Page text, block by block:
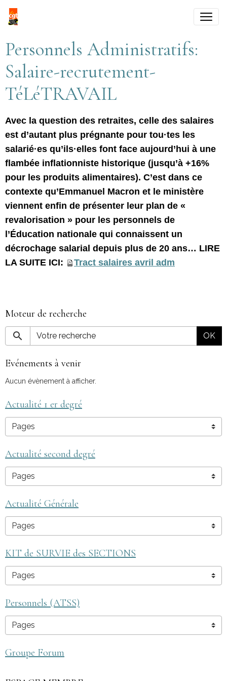
Personnels Administratifs:
Salaire-recrutement-
TéLéTRAVAIL
Avec la question des retraites, celle des salaires
est d’autant plus prégnante pour tou·tes les
salarié·es qu’ils·elles font face aujourd’hui à une
flambée inflationniste historique (jusqu’à +16%
pour les produits alimentaires). C’est dans ce
contexte qu’Emmanuel Macron et le ministère
viennent enfin de présenter leur plan de «
revalorisation » pour les personnels de
l’Éducation nationale qui connaissent un
décrochage salarial depuis plus de 20 ans… LIRE
LA SUITE ICI:
Tract salaires avril adm
Moteur de recherche
OK
Evénements à venir
Aucun évènement à afficher.
Actualité 1 er degré
Actualité second degré
Actualité Générale
KIT de SURVIE des SECTIONS
Personnels (ATSS)
Groupe Forum